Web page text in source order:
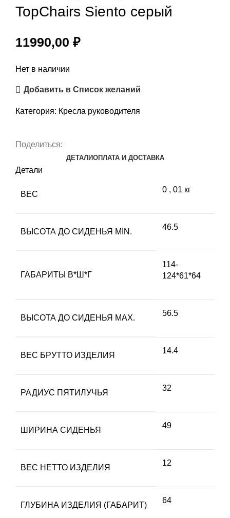
TopChairs Siento серый
11990,00 ₽
Нет в наличии
Добавить в Список желаний
Категория: Кресла руководителя
Поделиться:
ДЕТАЛИОПЛАТА И ДОСТАВКА
Детали
ВЕС
0 , 01 кг
ВЫСОТА ДО СИДЕНЬЯ MIN.
46.5
ГАБАРИТЫ В*Ш*Г
114-
124*61*64
ВЫСОТА ДО СИДЕНЬЯ MAX.
56.5
ВЕС БРУТТО ИЗДЕЛИЯ
14.4
РАДИУС ПЯТИЛУЧЬЯ
32
ШИРИНА СИДЕНЬЯ
49
ВЕС НЕТТО ИЗДЕЛИЯ
12
ГЛУБИНА ИЗДЕЛИЯ (ГАБАРИТ)
64